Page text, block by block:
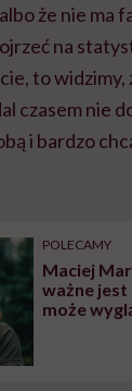
że nie ma
na
to widzimy,
czasem nie
i bardzo
POLECAMY
Maciej
ważne jest
może